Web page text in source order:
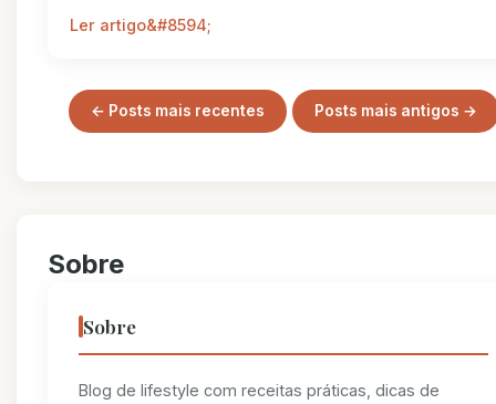
Ler artigo
← Posts mais recentes Posts mais antigos →
Sobre
Sobre
Blog de lifestyle com receitas práticas, dicas de